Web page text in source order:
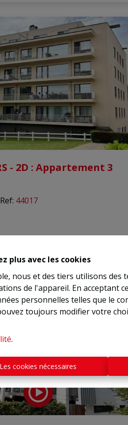
plus avec les cookies
nous et des tiers utilisons des
de l'appareil. En acceptant
personnelles telles que le
toujours modifier votre
.
Les cookies nécessaires
- 2D : Appartement 3
Ref: 44017
100 m² 1